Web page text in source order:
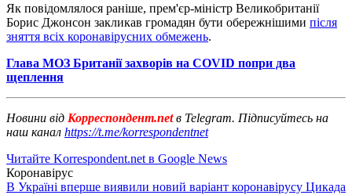
Як повідомлялося раніше, прем'єр-міністр Великобританії
Борис Джонсон закликав громадян бути обережнішими після
зняття всіх коронавірусних обмежень.
Глава МОЗ Британії захворів на COVID попри два
щеплення
Новини від Корреспондент.netв Telegram. Підписуйтесь на
наш канал https://t.me/korrespondentnet
Читайте Korrespondent.net в Google News
Коронавірус
В Україні вперше виявили новий варіант коронавірусу Цикада